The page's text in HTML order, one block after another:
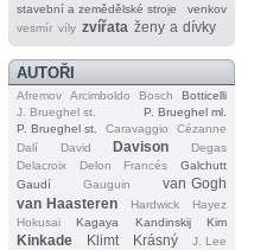
stavební a zemědělské stroje
venkov
vesmír víly zvířata ženy a dívky
AUTOŘI
Afremov Arcimboldo Bosch
Botticelli
J. Brueghel st.
P. Brueghel ml.
P. Brueghel st.
Caravaggio
Cézanne
Dalí
David Davison
Degas
Delacroix
Delon Francés
Galchutt
Gaudí
Gauguin
van Gogh
van Haasteren
Hardwick
Hayez
Hokusai
Kagaya Kandinskij Kim
Kinkade Klimt Krásný
J. Lee